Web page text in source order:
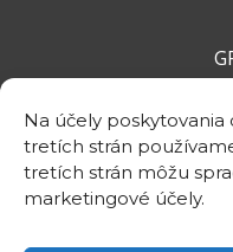
Na účely
tretích strán
tretích strán môžu
marketingové účely.